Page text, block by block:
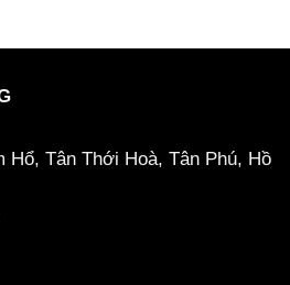
Hổ, Tân Thới Hoà, Tân Phú, Hồ